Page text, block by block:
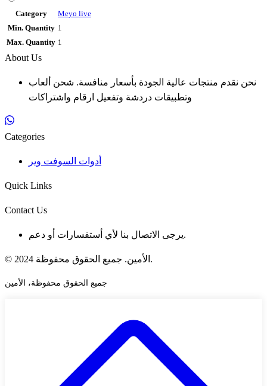
Category
Meyo live
Min. Quantity 1
Max. Quantity 1
About Us
نحن نقدم منتجات عالية الجودة بأسعار منافسة. شحن ألعاب
وتطبيقات دردشة وتفعيل ارقام واشتراكات
Categories
أدوات السوفت وير
Quick Links
Contact Us
يرجى الاتصال بنا لأي أستفسارات أو دعم.
© 2024 الأمين. جميع الحقوق محفوظة.
جميع الحقوق محفوظة، الأمين